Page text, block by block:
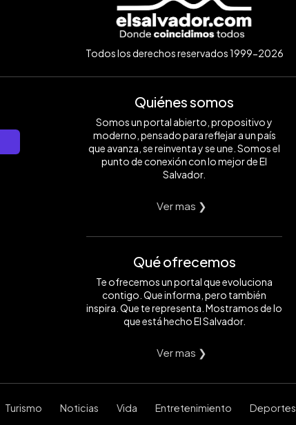
Todos los derechos reservados 1999-2026
Quiénes somos
Somos un portal abierto, propositivo y
moderno, pensado para reflejar a un país
que avanza, se reinventa y se une. Somos el
punto de conexión con lo mejor de El
Salvador.
Ver mas ❯
Qué ofrecemos
Te ofrecemos un portal que evoluciona
contigo. Que informa, pero también
inspira. Que te representa. Mostramos de lo
que está hecho El Salvador.
Ver mas ❯
Turismo Noticias Vida Entretenimiento Deportes